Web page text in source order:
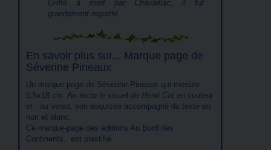
Griffé à mort par Chavaillac, il fut
grandement regretté...
En savoir plus sur... Marque page de
Séverine Pineaux
Un marque page de Séverine Pineaux qui mesure
5,5x18 cm. Au recto le visuel de Henri Cat en couleur
et , au verso, son esquisse accompagné du texte en
noir et blanc.
Ce marque-page des éditions Au Bord des
Continents...est plastifié.